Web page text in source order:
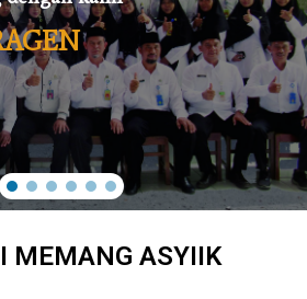
MEMANG ASYIIK